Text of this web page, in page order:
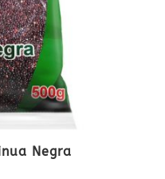
Negra